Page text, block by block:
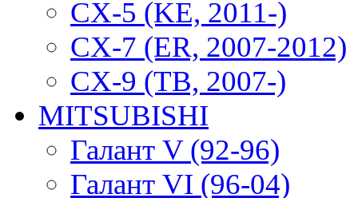
CX-5 (KE, 2011-)
CX-7 (ER, 2007-2012)
CX-9 (TB, 2007-)
MITSUBISHI
Галант V (92-96)
Галант VI (96-04)